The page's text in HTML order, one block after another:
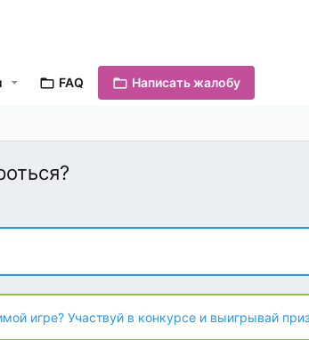
FAQ Написать жалобу
игре? Участвуй в конкурсе и выигрывай